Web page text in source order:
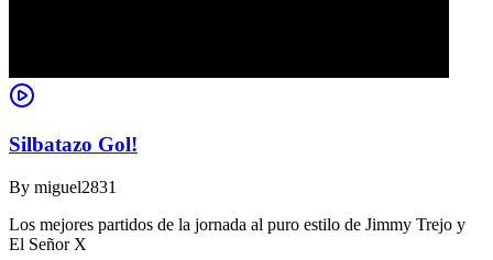
Silbatazo Gol!
By miguel2831
Los mejores partidos de la jornada al puro estilo de Jimmy Trejo y
El Señor X